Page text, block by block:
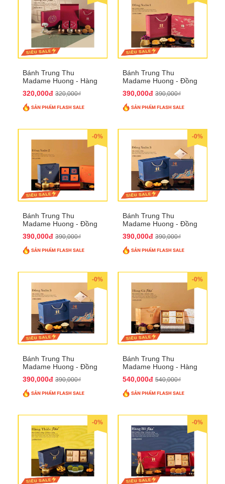
Bánh Trung Thu
Madame Huong - Hàng
320,000đ 320,000₫
Bánh Trung Thu
Madame Huong - Đồng
390,000đ 390,000₫
-0%
Bánh Trung Thu
Madame Huong - Đồng
390,000đ 390,000₫
-0%
Bánh Trung Thu
Madame Huong - Đồng
390,000đ 390,000₫
-0%
Bánh Trung Thu
Madame Huong - Đồng
390,000đ 390,000₫
-0%
Bánh Trung Thu
Madame Huong - Hàng
540,000đ 540,000₫
-0% -0%